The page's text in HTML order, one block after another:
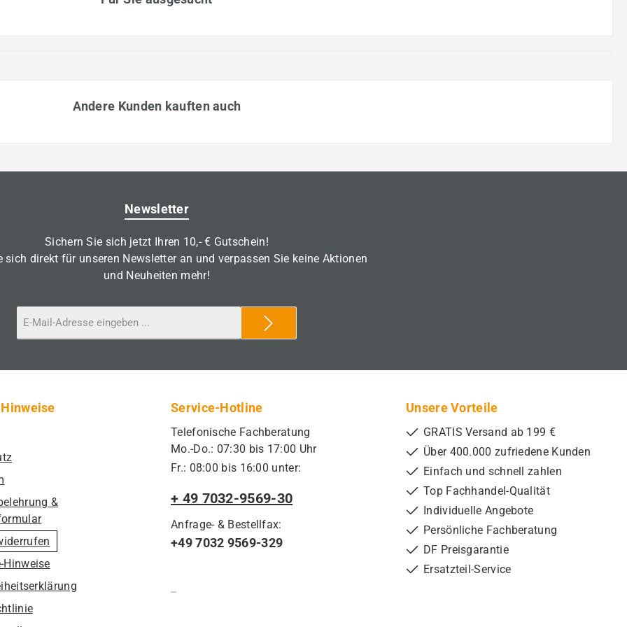
Andere Kunden kauften auch
Newsletter
Sichern Sie sich jetzt Ihren 10,- € Gutschein!
sich direkt für unseren Newsletter an und verpassen Sie keine Aktionen
und Neuheiten mehr!
Service-Hotline
Telefonische Fachberatung
Mo.-Do.: 07:30 bis 17:00 Uhr
Fr.: 08:00 bis 16:00 unter:
+ 49 7032-9569-30
Anfrage- & Bestellfax:
+49 7032 9569-329
&
Hinweise
Unsere Vorteile
GRATIS Versand ab 199 €
Über 400.000 zufriedene Kunden
Einfach und schnell zahlen
Top Fachhandel-Qualität
Individuelle Angebote
Persönliche Fachberatung
DF Preisgarantie
Ersatzteil-Service